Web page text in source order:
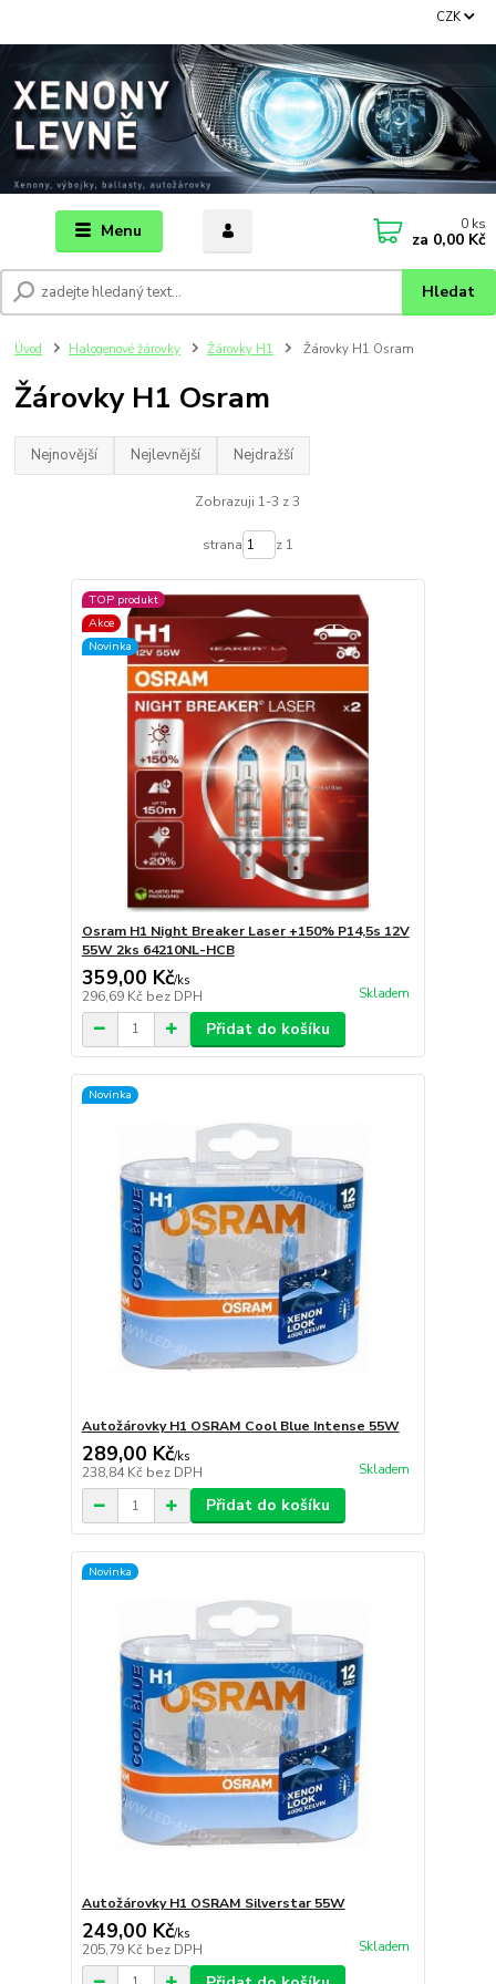
Menu
CZK
Hledat
0 ks
za 0,00 Kč
Úvod Halogenové žárovky Žárovky H1 Žárovky H1 Osram
Žárovky H1 Osram
Nejnovější Nejlevnější Nejdražší
Zobrazuji 1-3 z 3
strana z 1
TOP produkt
Akce
Novinka
Osram H1 Night Breaker Laser +150% P14,5s 12V
55W 2ks 64210NL-HCB
359,00 Kč/ks
296,69 Kč bez DPH Skladem
Přidat do košíku
Novinka
Autožárovky H1 OSRAM Cool Blue Intense 55W
289,00 Kč/ks
238,84 Kč bez DPH Skladem
Přidat do košíku
Novinka
Autožárovky H1 OSRAM Silverstar 55W
249,00 Kč/ks
205,79 Kč bez DPH Skladem